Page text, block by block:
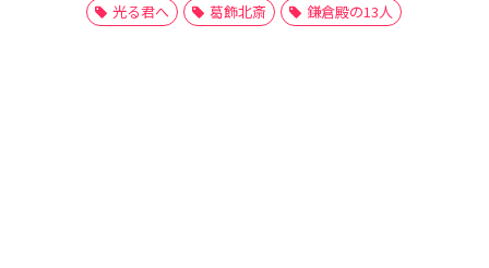
光る君へ
葛飾北斎 鎌倉殿の13人